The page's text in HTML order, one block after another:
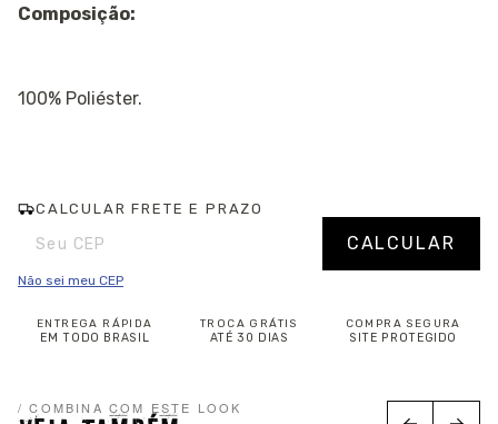
Composição:
100% Poliéster.
CALCULAR FRETE E PRAZO
Entregas para o CEP: Alterar CEP
CALCULAR
Não sei meu CEP
ENTREGA RÁPIDA
EM TODO BRASIL
TROCA GRÁTIS
ATÉ 30 DIAS
COMPRA SEGURA
SITE PROTEGIDO
/ COMBINA COM ESTE LOOK